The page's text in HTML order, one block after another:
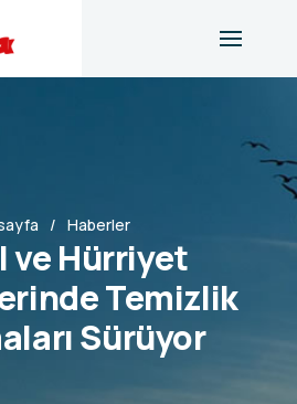
Haberler
ve Hürriyet
Temizlik
Sürüyor